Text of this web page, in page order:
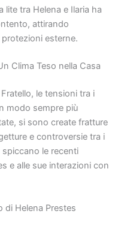
lite tra Helena e Ilaria ha
attirando
protezioni esterne.
Clima Teso nella Casa
le tensioni tra i
modo sempre più
si sono create fratture
e controversie tra i
le recenti
e alle sue interazioni con
di Helena Prestes